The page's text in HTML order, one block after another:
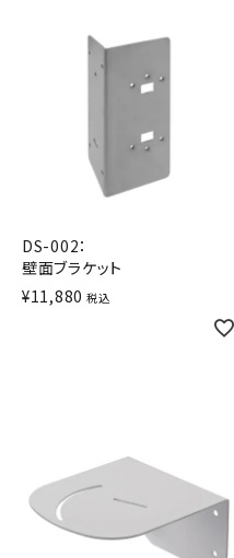
用途別改善アイデア
積層信号灯
流線型
LED照明
DS-002：
壁面ブラケット
¥11,880 税込